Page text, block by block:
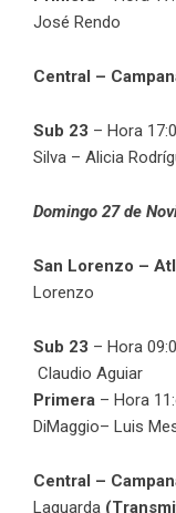
José Rendo
Central –
Sub 23 – Hora
Silva – Alicia
Domingo 27 de
San Lorenzo –
Lorenzo
Sub 23 – Hora
Claudio Aguiar
Primera – Hora
DiMaggio– Luis
Central –
Laguarda